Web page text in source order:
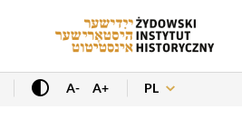
A- A+ PL